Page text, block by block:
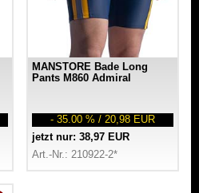
MANSTORE Bade Long
Pants M860 Admiral
- 35.00 % / 20,98 EUR
jetzt nur: 38,97 EUR
Art.-Nr.: 210922-2*